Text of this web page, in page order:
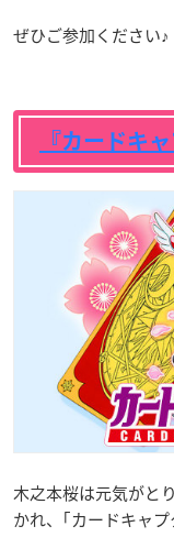
ぜひご参加ください♪
『カードキ
木之本桜は元気がと
かれ、｢カードキャ